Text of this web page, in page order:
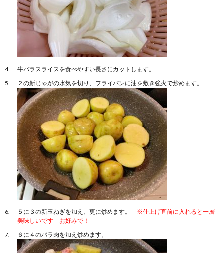
牛バラスライスを食べやすい長さにカットします。
２の新じゃがの水気を切り、フライパンに油を敷き強火で炒めます。
５に３の新玉ねぎを加え、更に炒めます。 ※仕上げ直前に入れると一層
美味しいです お好みで！
６に４のバラ肉を加え炒めます。